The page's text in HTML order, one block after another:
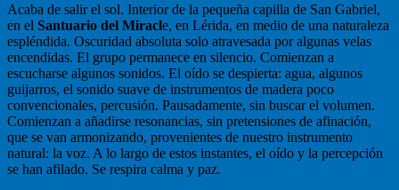
Acaba de salir el sol. Interior de la pequeña capilla de San Gabriel,
en el Santuario del Miracle, en Lérida, en medio de una naturaleza
espléndida. Oscuridad absoluta solo atravesada por algunas velas
encendidas. El grupo permanece en silencio. Comienzan a
escucharse algunos sonidos. El oído se despierta: agua, algunos
guijarros, el sonido suave de instrumentos de madera poco
convencionales, percusión. Pausadamente, sin buscar el volumen.
Comienzan a añadirse resonancias, sin pretensiones de afinación,
que se van armonizando, provenientes de nuestro instrumento
natural: la voz. A lo largo de estos instantes, el oído y la percepción
se han afilado. Se respira calma y paz.